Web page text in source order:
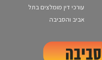
עורכי דין מומלצים בתל
אביב והסביבה